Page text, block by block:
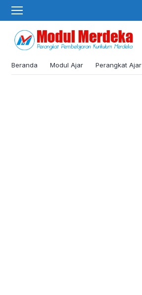
Beranda Modul Ajar Perangkat Ajar